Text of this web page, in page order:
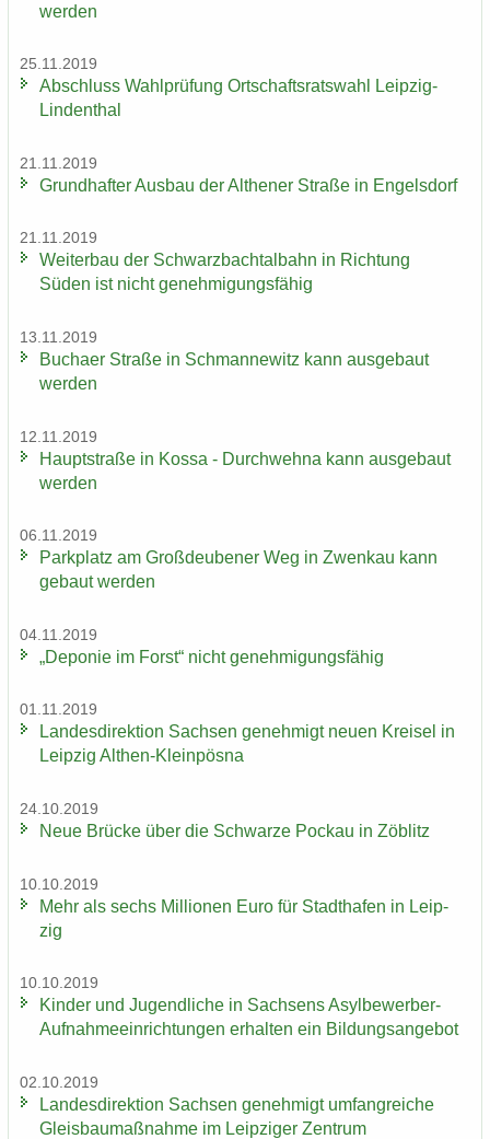
wer­den
25.11.2019
Ab­schluss Wahl­prü­fung Ort­schafts­rats­wahl Leipzig-​
Lindenthal
21.11.2019
Grund­haf­ter Aus­bau der Alt­he­ner Stra­ße in En­gels­dorf
21.11.2019
Wei­ter­bau der Schwarz­bach­tal­bahn in Rich­tung
Süden ist nicht ge­neh­mi­gungs­fä­hig
13.11.2019
Bu­ch­a­er Stra­ße in Sch­man­ne­witz kann aus­ge­baut
wer­den
12.11.2019
Haupt­stra­ße in Kossa - Durch­weh­na kann aus­ge­baut
wer­den
06.11.2019
Park­platz am Groß­deu­be­ner Weg in Zwenkau kann
ge­baut wer­den
04.11.2019
„De­po­nie im Forst“ nicht ge­neh­mi­gungs­fä­hig
01.11.2019
Lan­des­di­rek­ti­on Sach­sen ge­neh­migt neuen Krei­sel in
Leip­zig Althen-​Kleinpösna
24.10.2019
Neue Brü­cke über die Schwar­ze Po­ckau in Zö­blitz
10.10.2019
Mehr als sechs Mil­lio­nen Euro für Stadt­ha­fen in Leip­
zig
10.10.2019
Kin­der und Ju­gend­li­che in Sach­sens Asylbewerber-​
Aufnahmeeinrichtungen er­hal­ten ein Bil­dungs­an­ge­bot
02.10.2019
Lan­des­di­rek­ti­on Sach­sen ge­neh­migt um­fang­rei­che
Gleis­bau­maß­nah­me im Leip­zi­ger Zen­trum